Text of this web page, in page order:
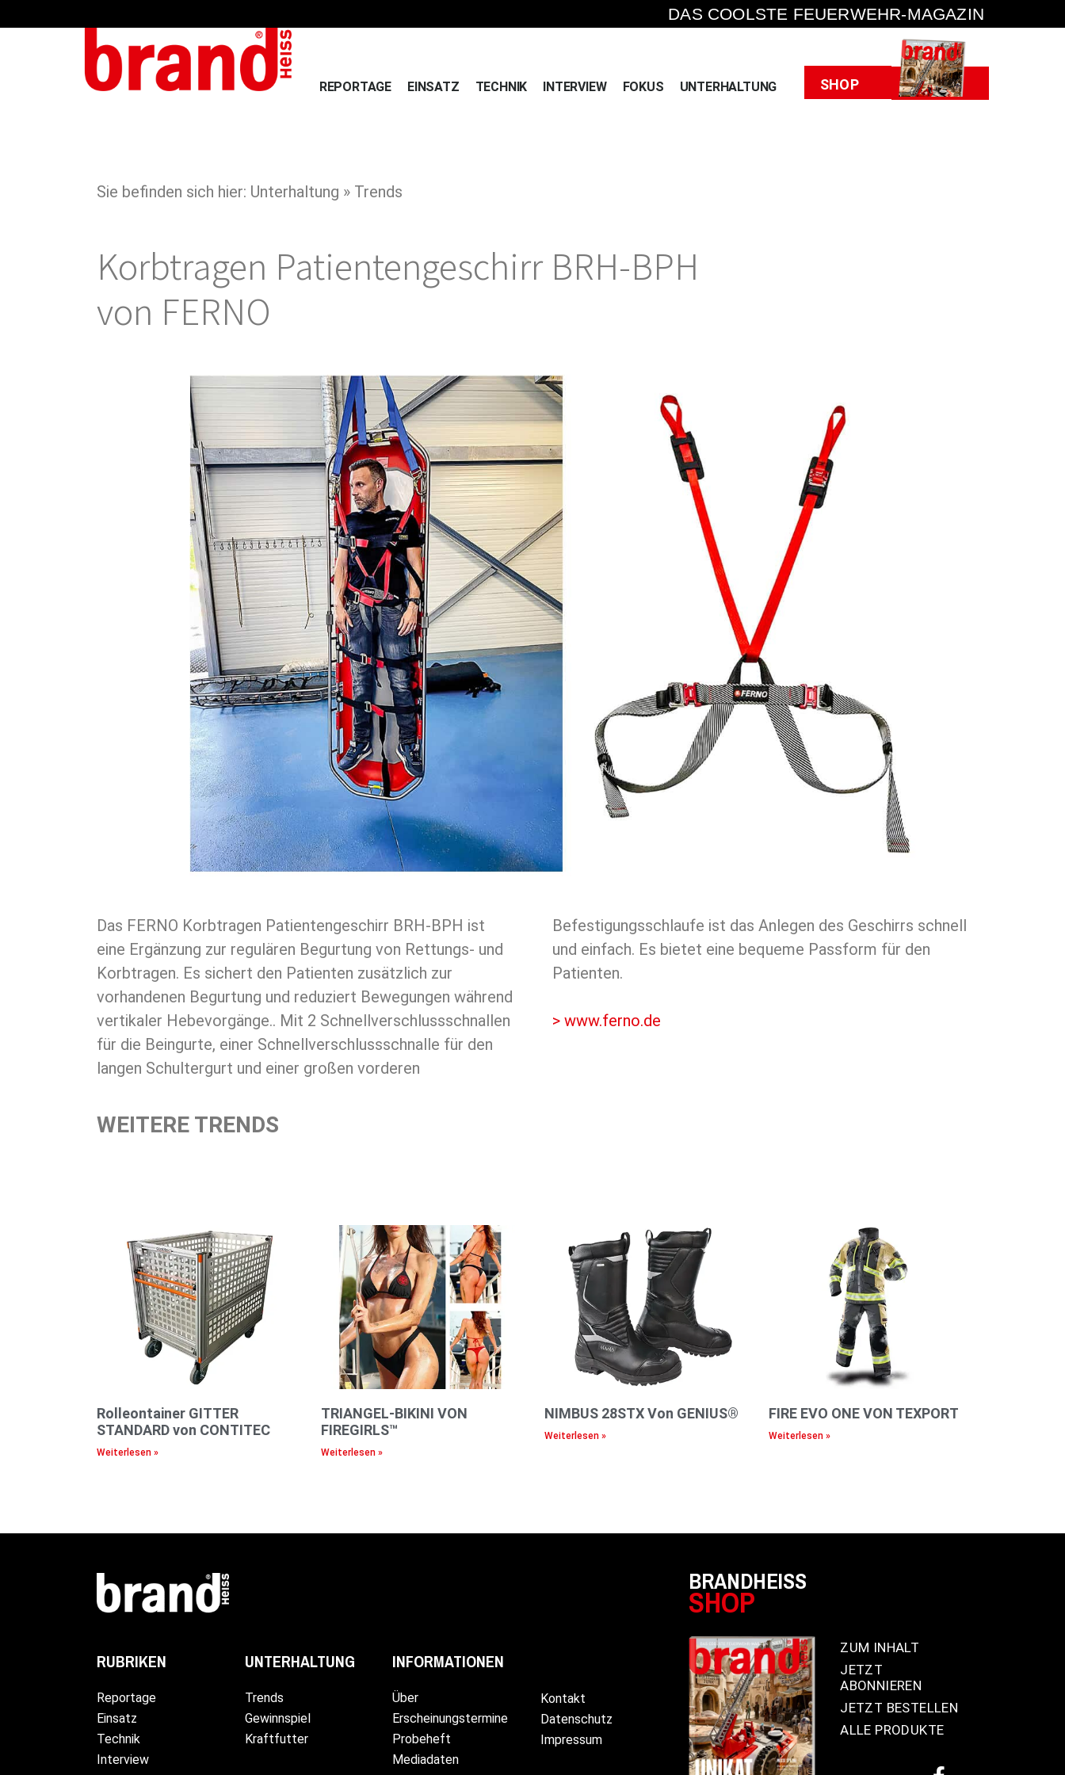
DAS COOLSTE FEUERWEHR-MAGAZIN
REPORTAGE EINSATZ TECHNIK INTERVIEW FOKUS UNTERHALTUNG SHOP Heft
Sie befinden sich hier: Unterhaltung » Trends
Korbtragen Patientengeschirr BRH-BPH
von FERNO
Das FERNO Korbtragen Patientengeschirr BRH-BPH ist
eine Ergänzung zur regulären Begurtung von Rettungs- und
Korbtragen. Es sichert den Patienten zusätzlich zur
vorhandenen Begurtung und reduziert Bewegungen während
vertikaler Hebevorgänge.. Mit 2 Schnellverschlussschnallen
für die Beingurte, einer Schnellverschlussschnalle für den
langen Schultergurt und einer großen vorderen
Befestigungsschlaufe ist das Anlegen des Geschirrs schnell
und einfach. Es bietet eine bequeme Passform für den
Patienten.
> www.ferno.de
WEITERE TRENDS
Rolleontainer GITTER
STANDARD von CONTITEC
Weiterlesen »
TRIANGEL-BIKINI VON
FIREGIRLS™
Weiterlesen »
NIMBUS 28STX Von GENIUS®
Weiterlesen »
FIRE EVO ONE VON TEXPORT
Weiterlesen »
RUBRIKEN
Reportage
Einsatz
Technik
Interview
UNTERHALTUNG
Trends
Gewinnspiel
Kraftfutter
INFORMATIONEN
Über
Erscheinungstermine
Probeheft
Mediadaten
Kontakt
Datenschutz
Impressum
BRANDHEISS
SHOP
ZUM INHALT
JETZT
ABONNIEREN
JETZT BESTELLEN
ALLE PRODUKTE